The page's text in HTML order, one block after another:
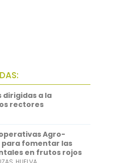
a la
rectores
Agro-
para fomentar las
en frutos rojos